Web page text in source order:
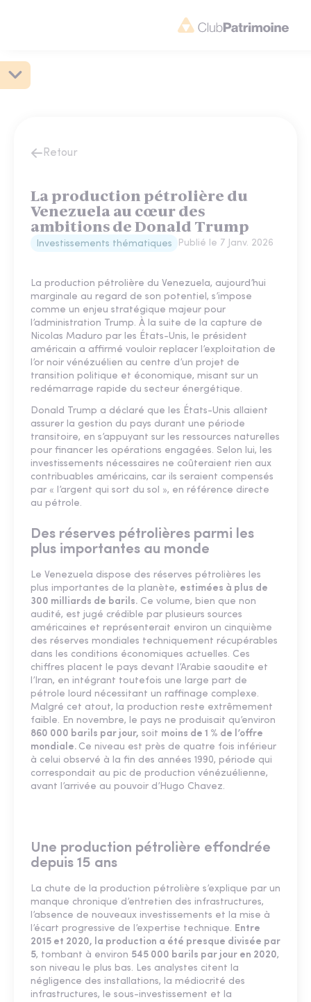
Retour
La production pétrolière du
Venezuela au cœur des
ambitions de Donald Trump
Investissements thématiques Publié le 7 Janv. 2026
La production pétrolière du Venezuela, aujourd’hui
marginale au regard de son potentiel, s’impose
comme un enjeu stratégique majeur pour
l’administration Trump. À la suite de la capture de
Nicolas Maduro par les États-Unis, le président
américain a affirmé vouloir replacer l’exploitation de
l’or noir vénézuélien au centre d’un projet de
transition politique et économique, misant sur un
redémarrage rapide du secteur énergétique.
Donald Trump a déclaré que les États-Unis allaient
assurer la gestion du pays durant une période
transitoire, en s’appuyant sur les ressources naturelles
pour financer les opérations engagées. Selon lui, les
investissements nécessaires ne coûteraient rien aux
contribuables américains, car ils seraient compensés
par « l’argent qui sort du sol », en référence directe
au pétrole.
Des réserves pétrolières parmi les
plus importantes au monde
Le Venezuela dispose des réserves pétrolières les
plus importantes de la planète, estimées à plus de
300 milliards de barils. Ce volume, bien que non
audité, est jugé crédible par plusieurs sources
américaines et représenterait environ un cinquième
des réserves mondiales techniquement récupérables
dans les conditions économiques actuelles. Ces
chiffres placent le pays devant l’Arabie saoudite et
l’Iran, en intégrant toutefois une large part de
pétrole lourd nécessitant un raffinage complexe.
Malgré cet atout, la production reste extrêmement
faible. En novembre, le pays ne produisait qu’environ
860 000 barils par jour, soit moins de 1 % de l’offre
mondiale. Ce niveau est près de quatre fois inférieur
à celui observé à la fin des années 1990, période qui
correspondait au pic de production vénézuélienne,
avant l’arrivée au pouvoir d’Hugo Chavez.
Une production pétrolière effondrée
depuis 15 ans
La chute de la production pétrolière s’explique par un
manque chronique d’entretien des infrastructures,
l’absence de nouveaux investissements et la mise à
l’écart progressive de l’expertise technique. Entre
2015 et 2020, la production a été presque divisée par
5, tombant à environ 545 000 barils par jour en 2020,
son niveau le plus bas. Les analystes citent la
négligence des installations, la médiocrité des
infrastructures, le sous-investissement et la